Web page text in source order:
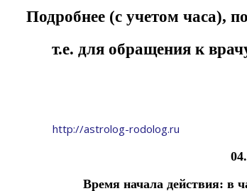
Подробнее (с учетом часа),
т.е. для обращения к
http://astrolog-rodolog.ru
Время начала действия: в